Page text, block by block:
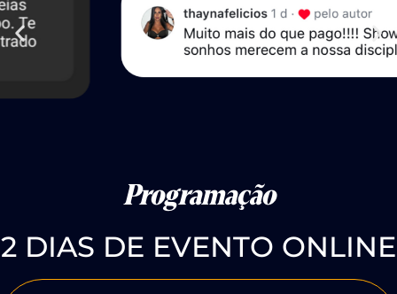
Programação
2 DIAS DE EVENTO ONLINE